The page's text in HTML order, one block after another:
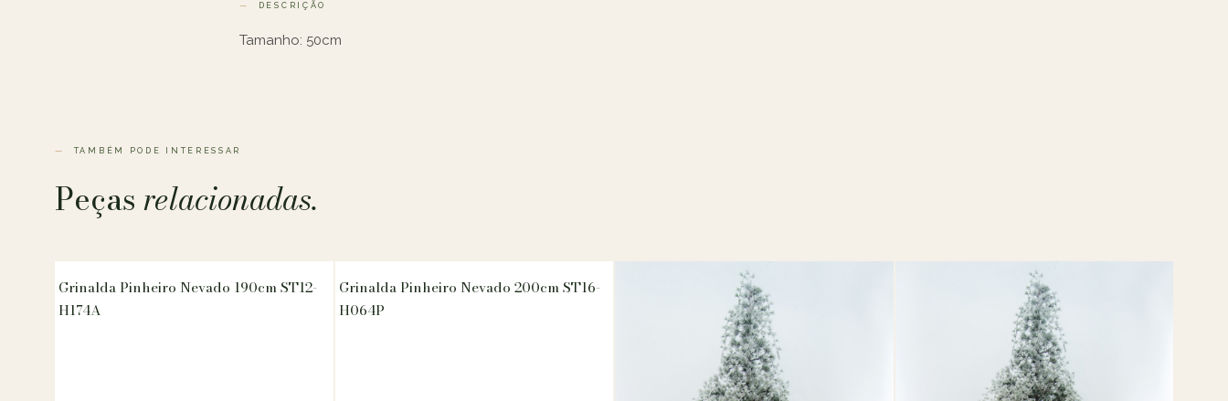
DESCRIÇÃO
Tamanho: 50cm
TAMBÉM PODE INTERESSAR
Peçasrelacionadas.
Grinalda Pinheiro Nevado 190cm ST12-
H174A
Grinalda Pinheiro Nevado 200cm ST16-
H064P